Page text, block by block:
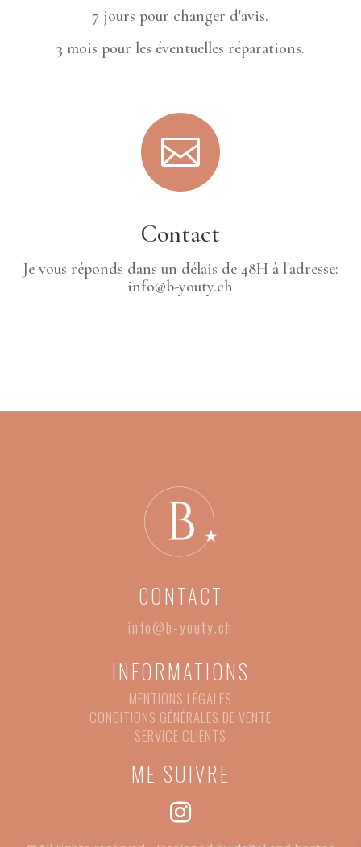
7 jours pour changer d'avis.
3 mois pour les éventuelles réparations.

Contact
Je vous réponds dans un délais de 48H à l'adresse:
info@b-youty.ch
CONTACT
info@b-youty.ch
INFORMATIONS
MENTIONS LÉGALES
CONDITIONS GÉNÉRALES DE VENTE
SERVICE CLIENTS
ME SUIVRE